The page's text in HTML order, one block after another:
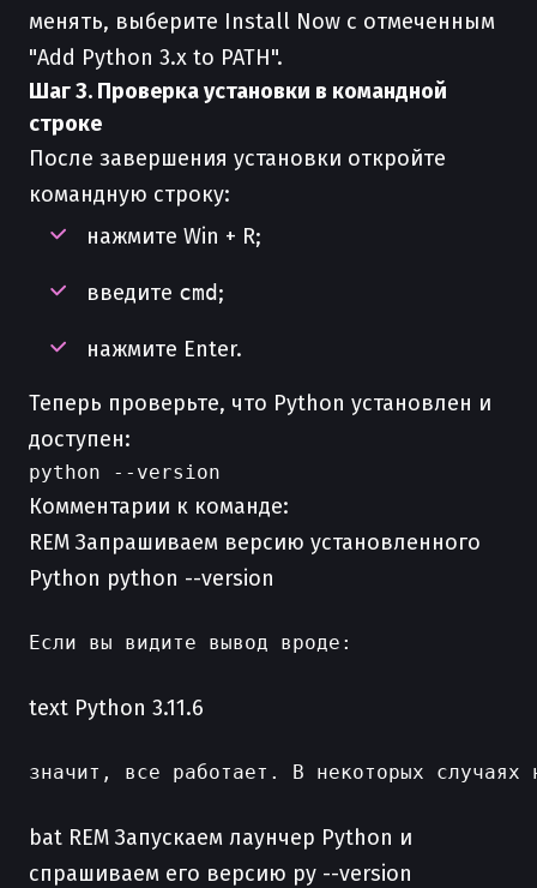
менять, выберите Install Now с отмеченным
"Add Python 3.x to PATH".
Шаг 3. Проверка установки в командной
строке
После завершения установки откройте
командную строку:
нажмите Win + R;
введите cmd;
нажмите Enter.
Теперь проверьте, что Python установлен и
доступен:
Комментарии к команде:
REM Запрашиваем версию установленного
Python python --version
Если вы видите вывод вроде:
text Python 3.11.6
значит, все работает. В некоторых
bat REM Запускаем лаунчер Python и
спрашиваем его версию py --version